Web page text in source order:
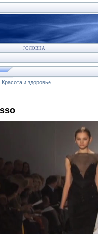
ГОЛОВНА
Красота и здоровье